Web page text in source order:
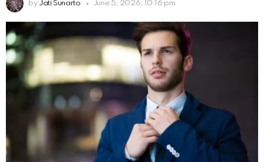
by Jati Sunarto June 5, 2026, 10:16 pm